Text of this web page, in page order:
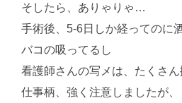
そしたら、ありゃりゃ…
手術後、5-6日しか経ってのに
バコの吸ってるし
看護師さんの写メは、たくさ
仕事柄、強く注意しましたが